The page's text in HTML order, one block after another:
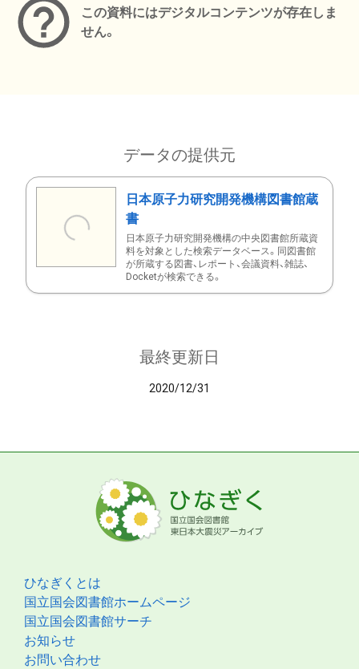
この資料にはデジタルコンテンツが存在しま
せん。
データの提供元
日本原子力研究開発機構図書館蔵
書
日本原子力研究開発機構の中央図書館所蔵資
料を対象とした検索データベース。同図書館
が所蔵する図書、レポート、会議資料、雑誌、
Docketが検索できる。
最終更新日
2020/12/31
ひなぎくとは
国立国会図書館ホームページ
国立国会図書館サーチ
お知らせ
お問い合わせ